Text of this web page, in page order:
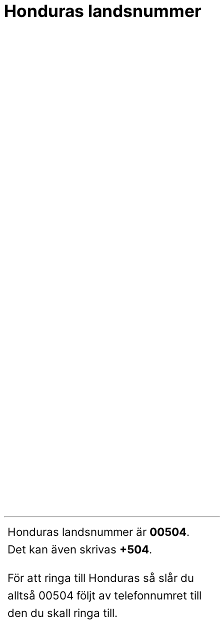
Honduras landsnummer
Honduras landsnummer är 00504.
Det kan även skrivas +504.
För att ringa till Honduras så slår du
alltså 00504 följt av telefonnumret till
den du skall ringa till.